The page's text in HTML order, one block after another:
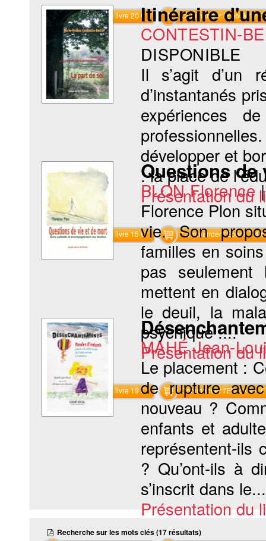
Commander le livre 20 € Commander l'Ebook 12 €
Itinéraire
CONTESTIN-
DISPONIBLE
Il s’agit d’un
d’instantanés
expériences
développer et
: la place de
Présentation du
Commander le livre 15 € Commander l'Ebook 7.4 €
Questions de
PLON Florence
Florence Plon
vie. Son
familles en
pas
mettent en
le deuil, la
psychique :...
Présentation du
Commander le livre 19 € Commander l'Ebook 9.4 €
MAHÉ Jean-
Le placement :
de rupture
nouveau ?
enfants et
représentent-ils
? Qu’ont-ils à
s’inscrit dans le...
Présentation du
Recherche sur les mots clés (17 résultats)